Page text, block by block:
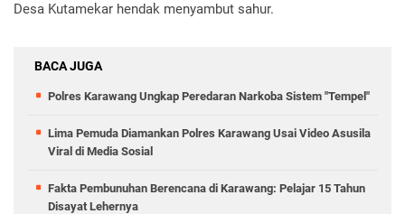
Desa Kutamekar hendak menyambut sahur.
BACA JUGA
Polres Karawang Ungkap Peredaran Narkoba Sistem "Tempel"
Lima Pemuda Diamankan Polres Karawang Usai Video Asusila
Viral di Media Sosial
Fakta Pembunuhan Berencana di Karawang: Pelajar 15 Tahun
Disayat Lehernya